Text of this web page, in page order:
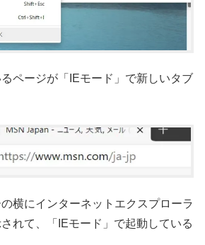
ページが「IEモード」で新しいタブ
横にインターネットエクスプローラ
れて、「IEモード」で起動している